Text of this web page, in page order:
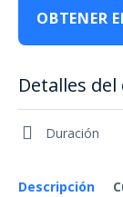
Descripción
OBTENER
Detalles del
Duración